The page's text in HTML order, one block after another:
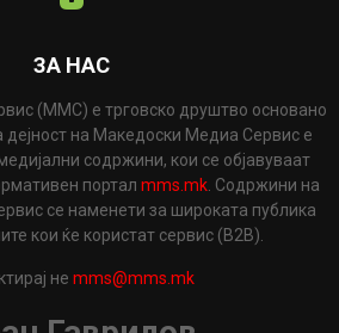
ЗА НАС
(ММС) е трговско друштво основано
дејност на Македоски Медиа Сервис е
содржини, кои се објавуваат
портал mms.mk . Содржини на
се наменети за широката публика
кои ќе користат сервис (B2B).
не mms@mms.mk